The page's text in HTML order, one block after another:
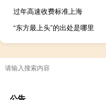
过年高速收费标准上海
“东方最上头”的出处是哪里